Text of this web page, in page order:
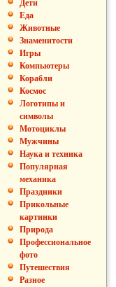
Дети
Еда
Животные
Знаменитости
Игры
Компьютеры
Корабли
Космос
Логотипы и
символы
Мотоциклы
Мужчины
Наука и техника
Популярная
механика
Праздники
Прикольные
картинки
Природа
Профессиональное
фото
Путешествия
Разное